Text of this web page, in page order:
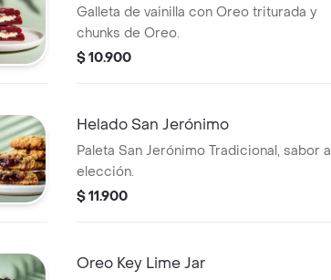
Galleta de vainilla con Oreo triturada y
chunks de Oreo.
$ 10.900
Helado San Jerónimo
Paleta San Jerónimo Tradicional, sabor a
elección.
$ 11.900
Oreo Key Lime Jar